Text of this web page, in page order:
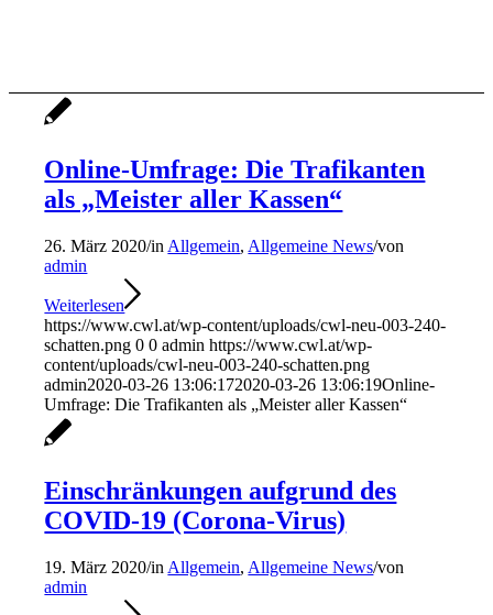
Online-Umfrage: Die Trafikanten
als „Meister aller Kassen“
26. März 2020/in Allgemein, Allgemeine News/von
admin
Weiterlesen
https://www.cwl.at/wp-content/uploads/cwl-neu-003-240-
schatten.png 0 0 admin https://www.cwl.at/wp-
content/uploads/cwl-neu-003-240-schatten.png
admin2020-03-26 13:06:172020-03-26 13:06:19Online-
Umfrage: Die Trafikanten als „Meister aller Kassen“
Einschränkungen aufgrund des
COVID-19 (Corona-Virus)
19. März 2020/in Allgemein, Allgemeine News/von
admin